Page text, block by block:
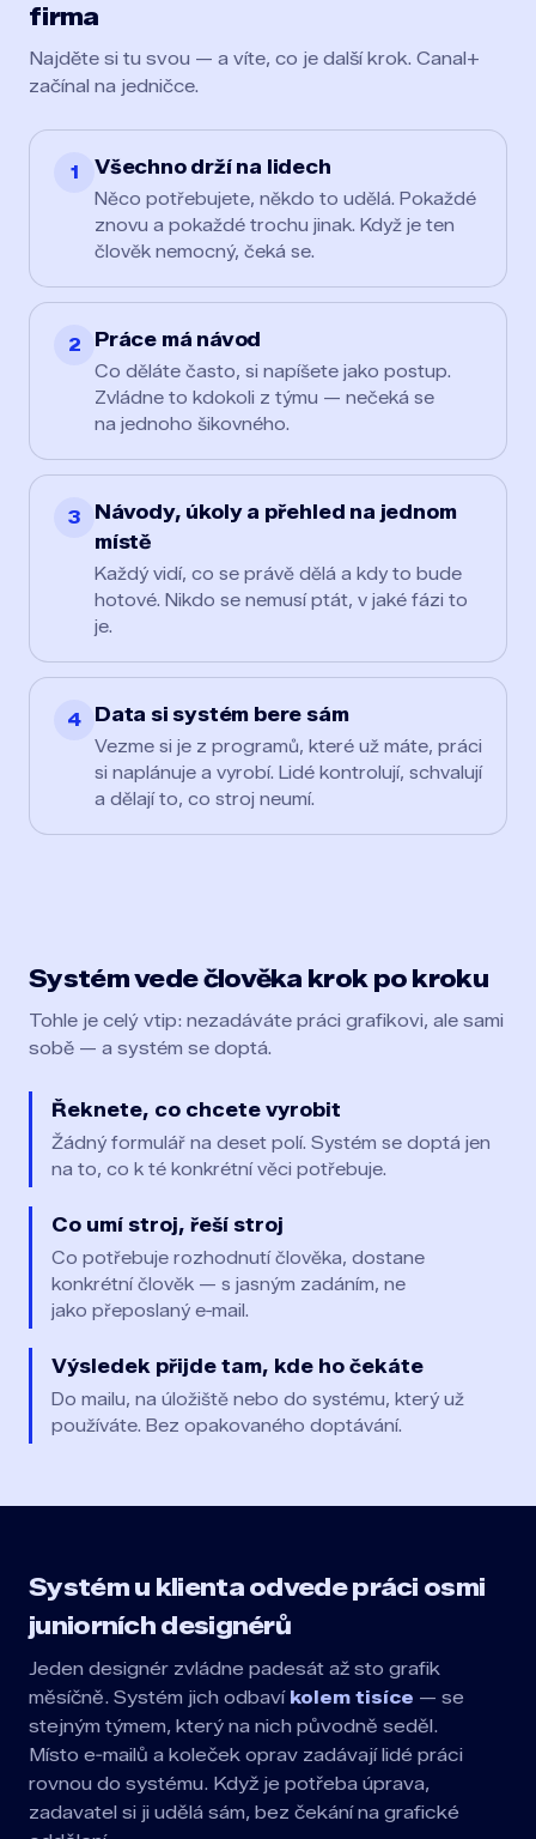
firma
Najděte si tu svou — a víte, co je další krok. Canal+
začínal na jedničce.
1 Všechno drží na lidech
Něco potřebujete, někdo to udělá. Pokaždé
znovu a pokaždé trochu jinak. Když je ten
člověk nemocný, čeká se.
2 Práce má návod
Co děláte často, si napíšete jako postup.
Zvládne to kdokoli z týmu — nečeká se
na jednoho šikovného.
3
Návody, úkoly a přehled na jednom
místě
Každý vidí, co se právě dělá a kdy to bude
hotové. Nikdo se nemusí ptát, v jaké fázi to
je.
4 Data si systém bere sám
Vezme si je z programů, které už máte, práci
si naplánuje a vyrobí. Lidé kontrolují, schvalují
a dělají to, co stroj neumí.
Systém vede člověka krok po kroku
Tohle je celý vtip: nezadáváte práci grafikovi, ale sami
sobě — a systém se doptá.
Řeknete, co chcete vyrobit
Žádný formulář na deset polí. Systém se doptá jen
na to, co k té konkrétní věci potřebuje.
Co umí stroj, řeší stroj
Co potřebuje rozhodnutí člověka, dostane
konkrétní člověk — s jasným zadáním, ne
jako přeposlaný e‑mail.
Výsledek přijde tam, kde ho čekáte
Do mailu, na úložiště nebo do systému, který už
používáte. Bez opakovaného doptávání.
Systém u klienta odvede práci osmi
juniorních designérů
Jeden designér zvládne padesát až sto grafik
měsíčně. Systém jich odbaví kolem tisíce — se
stejným týmem, který na nich původně seděl.
Místo e‑mailů a koleček oprav zadávají lidé práci
rovnou do systému. Když je potřeba úprava,
zadavatel si ji udělá sám, bez čekání na grafické